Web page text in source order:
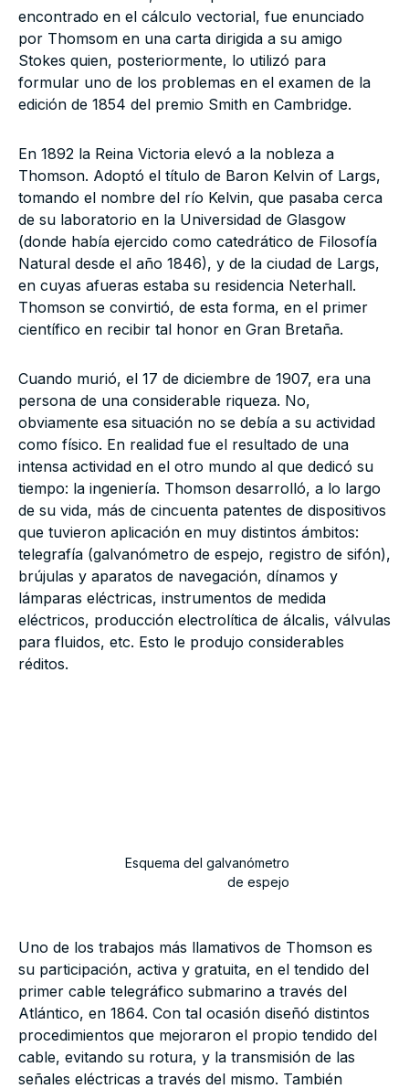
encontrado en el cálculo vectorial, fue enunciado
por Thomsom en una carta dirigida a su amigo
Stokes quien, posteriormente, lo utilizó para
formular uno de los problemas en el examen de la
edición de 1854 del premio Smith en Cambridge.
En 1892 la Reina Victoria elevó a la nobleza a
Thomson. Adoptó el título de Baron Kelvin of Largs,
tomando el nombre del río Kelvin, que pasaba cerca
de su laboratorio en la Universidad de Glasgow
(donde había ejercido como catedrático de Filosofía
Natural desde el año 1846), y de la ciudad de Largs,
en cuyas afueras estaba su residencia Neterhall.
Thomson se convirtió, de esta forma, en el primer
científico en recibir tal honor en Gran Bretaña.
Cuando murió, el 17 de diciembre de 1907, era una
persona de una considerable riqueza. No,
obviamente esa situación no se debía a su actividad
como físico. En realidad fue el resultado de una
intensa actividad en el otro mundo al que dedicó su
tiempo: la ingeniería. Thomson desarrolló, a lo largo
de su vida, más de cincuenta patentes de dispositivos
que tuvieron aplicación en muy distintos ámbitos:
telegrafía (galvanómetro de espejo, registro de sifón),
brújulas y aparatos de navegación, dínamos y
lámparas eléctricas, instrumentos de medida
eléctricos, producción electrolítica de álcalis, válvulas
para fluidos, etc. Esto le produjo considerables
réditos.
Esquema del galvanómetro
de espejo
Uno de los trabajos más llamativos de Thomson es
su participación, activa y gratuita, en el tendido del
primer cable telegráfico submarino a través del
Atlántico, en 1864. Con tal ocasión diseñó distintos
procedimientos que mejoraron el propio tendido del
cable, evitando su rotura, y la transmisión de las
señales eléctricas a través del mismo. También